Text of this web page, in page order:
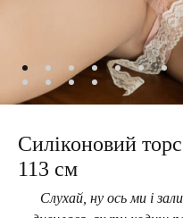
Силіконовий
113 см
Слухай, ну ось ми і